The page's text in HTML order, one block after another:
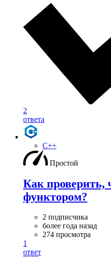
2
ответа
C++
Простой
Как проверить,
функтором?
2 подписчика
более года назад
274 просмотра
1
ответ